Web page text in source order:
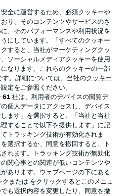
BUNDESLIGA APP
ー 優先設定を管理する
全に運営するため、必須クッキーや
り、そのコンテンツやサービスのさ
、そのパフォーマンスや利用状況を
にしています。「すべてのクッキー
すると、当社がマーケティングクッ
ソーシャルメディアクッキーを使用
なります。これらのクッキーの一部
す。詳細については、当社のクッキー
定をご参照ください。
61 社は、利用者のデバイスの閲覧デ
個人データにアクセスし、デバイス
ます」を選択すると、「当社と当社
することで以下を提供します」に記
トラッキング技術が有効化されま
選択するか、同意を撤回すると、ト
れます。トラッキング技術が無効化
関心事との関連が低いコンテンツや
あります。ウェブページの下にある
または をクリックするとこのメニュ
も選択内容を変更したり、同意を撤